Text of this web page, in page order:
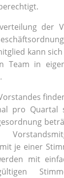
der
kann
Team in
pro
je einer
mit